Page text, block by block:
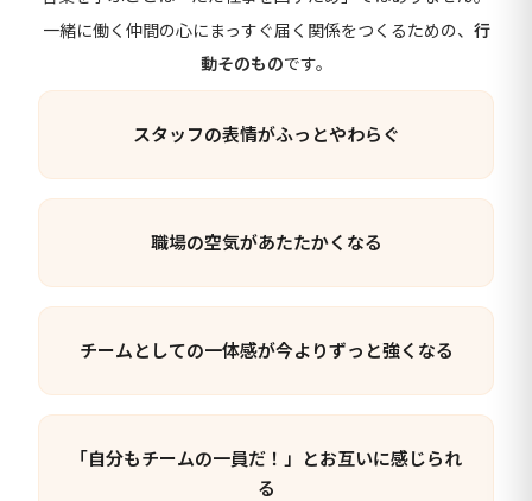
一緒に働く仲間の心にまっすぐ届く関係をつくるための、 行
動そのものです。
スタッフの表情がふっとやわらぐ
職場の空気があたたかくなる
チームとしての一体感が今よりずっと強くなる
「自分もチームの一員だ！」とお互いに感じられ
る